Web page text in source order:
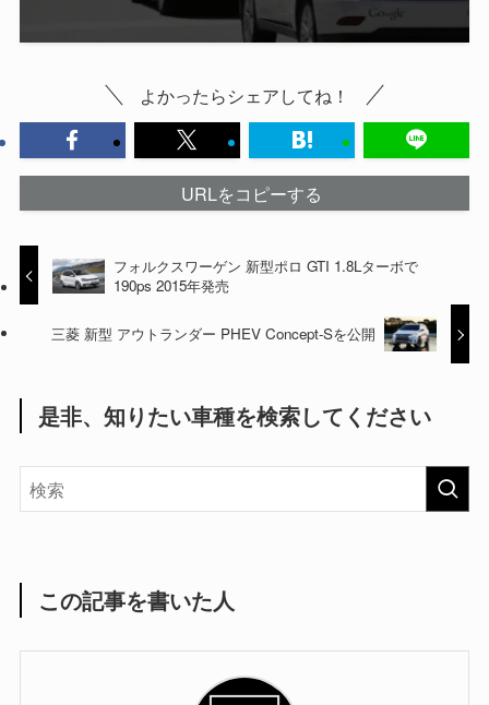
よかったらシェアしてね！
URLをコピーする
フォルクスワーゲン 新型ポロ GTI 1.8Lターボで
190ps 2015年発売
三菱 新型 アウトランダー PHEV Concept-Sを公開
是非、知りたい車種を検索してください
この記事を書いた人